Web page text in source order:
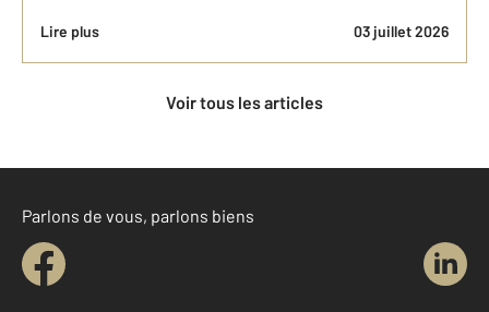
Lire plus 03 juillet 2026
Voir tous les articles
Parlons de vous, parlons biens